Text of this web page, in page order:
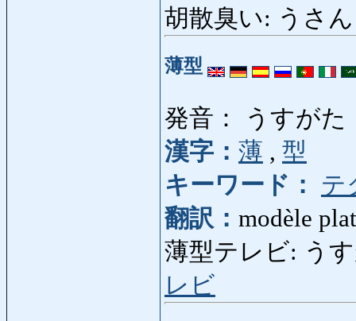
胡散臭い: うさ
薄型
発音： うすがた
漢字： 薄 , 型
キーワード：
テ
翻訳： modèle
薄型テレビ: う
レビ